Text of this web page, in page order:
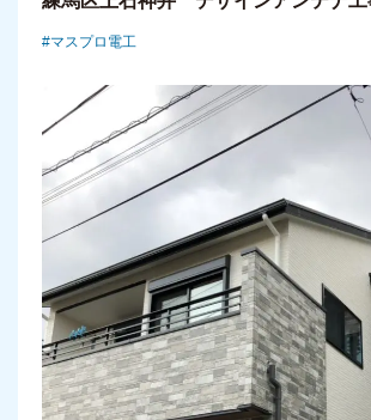
マスプロ電工